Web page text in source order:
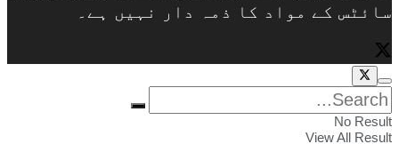
سائٹس کے مواد کا ذمہ دار نہیں ہے۔
No Result
View All Result